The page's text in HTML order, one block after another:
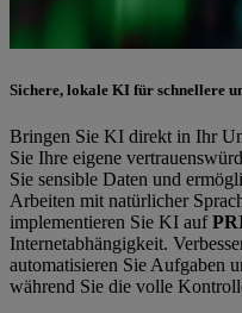
Sichere, lokale KI für schnellere
Bringen Sie KI direkt in Ihr
Sie Ihre eigene
Sie sensible Daten und
Arbeiten mit natürlicher
implementieren Sie KI auf
Internetabhängigkeit.
automatisieren Sie Aufgaben
während Sie die volle